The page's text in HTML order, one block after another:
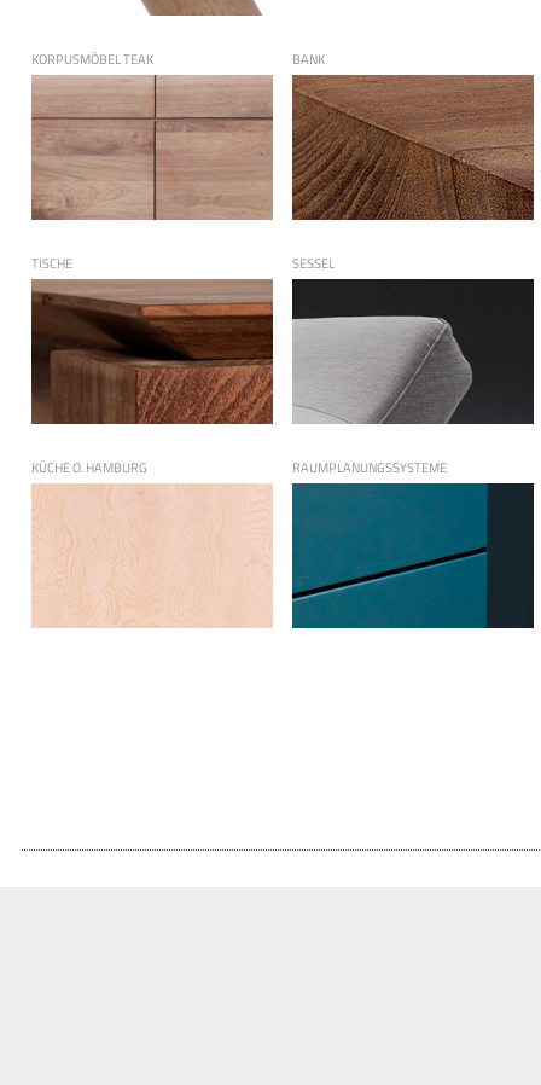
KORPUSMÖBEL TEAK BANK
TISCHE SESSEL
KÜCHE O. HAMBURG RAUMPLANUNGSSYSTEME